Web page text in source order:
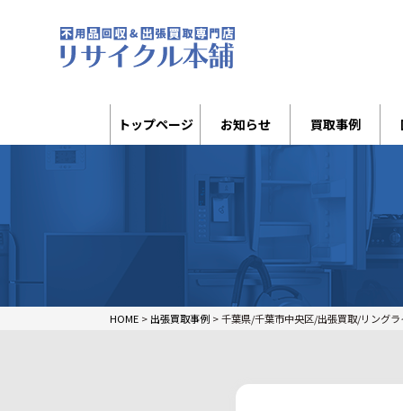
トップページ お知らせ 買取事例
HOME > 出張買取事例 >千葉県/千葉市中央区/出張買取/リング